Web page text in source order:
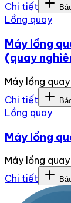
Chi tiết
Lồng quay
Máy lồng
(quay
Máy lồng quay
Chi tiết
Lồng quay
Máy lồng
Máy lồng quay
Chi tiết